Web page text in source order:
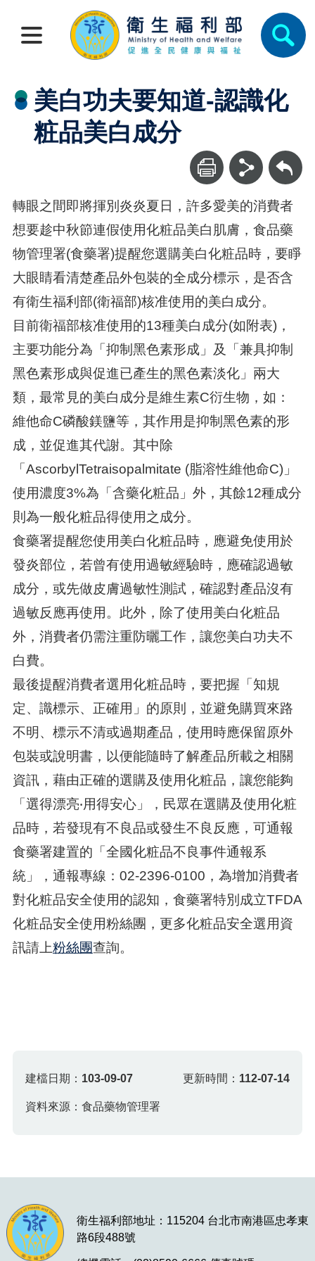
美白功夫要知道-認識化
粧品美白成分
回上一頁
轉眼之間即將揮別炎炎夏日，許多愛美的消費者
想要趁中秋節連假使用化粧品美白肌膚，食品藥
物管理署(食藥署)提醒您選購美白化粧品時，要睜
大眼睛看清楚產品外包裝的全成分標示，是否含
有衛生福利部(衛福部)核准使用的美白成分。
目前衛福部核准使用的13種美白成分(如附表)，
主要功能分為「抑制黑色素形成」及「兼具抑制
黑色素形成與促進已產生的黑色素淡化」兩大
類，最常見的美白成分是維生素C衍生物，如：
維他命C磷酸鎂鹽等，其作用是抑制黑色素的形
成，並促進其代謝。其中除
「AscorbylTetraisopalmitate (脂溶性維他命C)」
使用濃度3%為「含藥化粧品」外，其餘12種成分
則為一般化粧品得使用之成分。
食藥署提醒您使用美白化粧品時，應避免使用於
發炎部位，若曾有使用過敏經驗時，應確認過敏
成分，或先做皮膚過敏性測試，確認對產品沒有
過敏反應再使用。此外，除了使用美白化粧品
外，消費者仍需注重防曬工作，讓您美白功夫不
白費。
最後提醒消費者選用化粧品時，要把握「知規
定、識標示、正確用」的原則，並避免購買來路
不明、標示不清或過期產品，使用時應保留原外
包裝或說明書，以便能隨時了解產品所載之相關
資訊，藉由正確的選購及使用化粧品，讓您能夠
「選得漂亮‧用得安心」，民眾在選購及使用化粧
品時，若發現有不良品或發生不良反應，可通報
食藥署建置的「全國化粧品不良事件通報系
統」，通報專線：02-2396-0100，為增加消費者
對化粧品安全使用的認知，食藥署特別成立TFDA
化粧品安全使用粉絲團，更多化粧品安全選用資
訊請上粉絲團查詢。
建檔日期： 103-09-07 更新時間： 112-07-14
資料來源：食品藥物管理署
衛生福利部地址：115204 台北市南港區忠孝東
路6段488號